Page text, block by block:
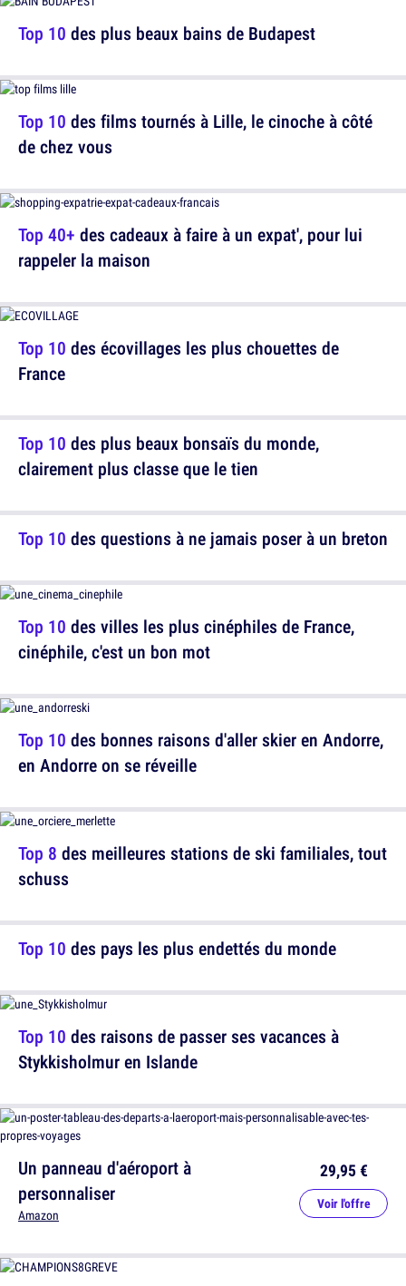
Top 10 des plus beaux bains de Budapest
Top 40+ des cadeaux à faire à un expat', pour lui
rappeler la maison
Top 10 des plus beaux bonsaïs du monde,
clairement plus classe que le tien
Top 10 des villes les plus cinéphiles de France,
cinéphile, c'est un bon mot
Top 8 des meilleures stations de ski familiales, tout
schuss
Top 10 des raisons de passer ses vacances à
Stykkisholmur en Islande
Top 10 des films tournés à Lille, le cinoche à côté
de chez vous
Top 10 des écovillages les plus chouettes de
France
Top 10 des questions à ne jamais poser à un breton
Top 10 des bonnes raisons d'aller skier en Andorre,
en Andorre on se réveille
Top 10 des pays les plus endettés du monde
Un panneau d'aéroport à
personnaliser
Amazon
29,95 €
Voir l'offre